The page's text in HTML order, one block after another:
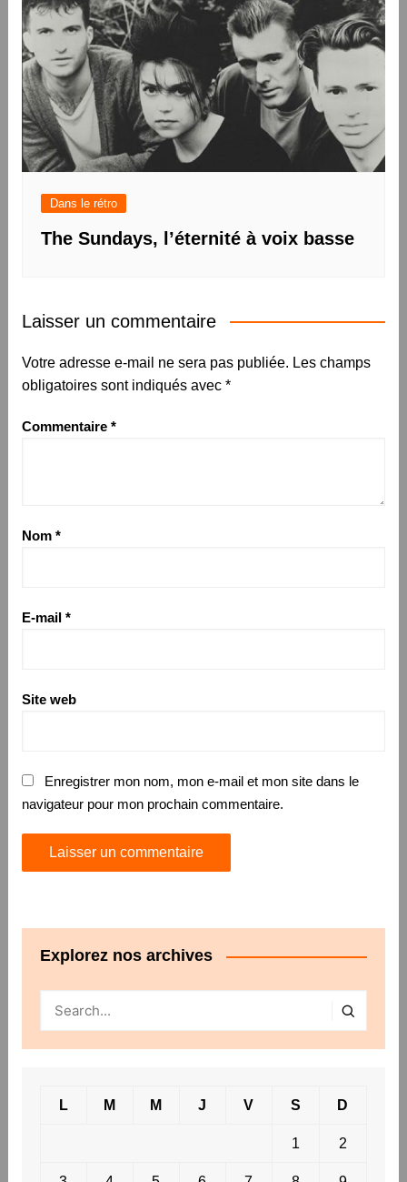
Dans le rétro
The Sundays, l’éternité à voix basse
Laisser un commentaire
Votre adresse e-mail ne sera pas publiée. Les champs
obligatoires sont indiqués avec *
Commentaire *
Nom *
E-mail *
Site web
Enregistrer mon nom, mon e-mail et mon site dans le
navigateur pour mon prochain commentaire.
Explorez nos archives
L M M J V S D
1 2